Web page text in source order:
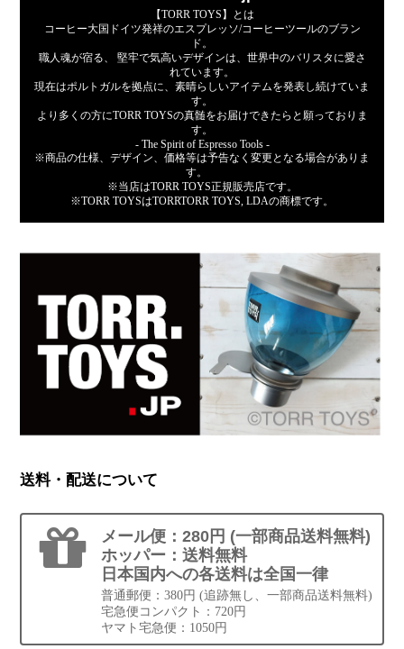
【TORR TOYS】とは
コーヒー大国ドイツ発祥のエスプレッソ/コーヒーツールのブラン
ド。
職人魂が宿る、 堅牢で気高いデザインは、世界中のバリスタに愛さ
れています。
現在はポルトガルを拠点に、素晴らしいアイテムを発表し続けていま
す。
より多くの方にTORR TOYSの真髄をお届けできたらと願っておりま
す。
- The Spirit of Espresso Tools -
※商品の仕様、デザイン、価格等は予告なく変更となる場合がありま
す。
※当店はTORR TOYS正規販売店です。
※TORR TOYSはTORRTORR TOYS, LDAの商標です。
送料・配送について
メール便：280円 (一部商品送料無料)
ホッパー：送料無料
日本国内への各送料は全国一律
普通郵便：380円 (追跡無し、一部商品送料無料)
宅急便コンパクト：720円
ヤマト宅急便：1050円